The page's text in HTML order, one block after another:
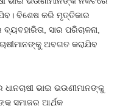
ବିଶେଷ କରି ମୃତ୍ତିକାର
ସାର ପରିଚାଳନା,
ଅବଗତ କରାଯିବ
ଭାଇ ଭଉଣୀମାନଙ୍କୁ
ସମାଜର ଆର୍ଥିକ